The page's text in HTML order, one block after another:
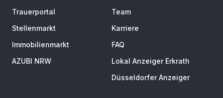
Trauerportal
Stellenmarkt
Immobilienmarkt
AZUBI NRW
Team
Karriere
FAQ
Lokal Anzeiger Erkrath
Düsseldorfer Anzeiger